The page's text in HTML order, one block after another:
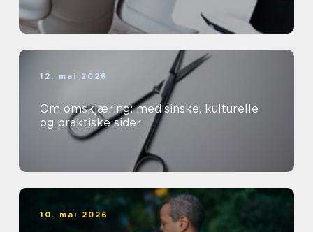
12. mai 2026
Om omskjæring: medisinske, kulturelle
og praktiske sider
10. mai 2026